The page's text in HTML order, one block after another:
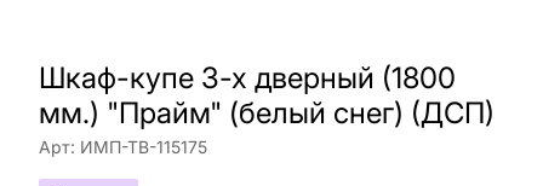
Шкаф-купе 3-х дверный (1800
мм.) "Прайм" (белый снег) (ДСП)
Арт: ИМП-ТВ-115175